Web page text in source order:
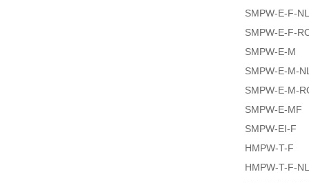
SMPW-E-F-NL
SMPW-E-F-
SMPW-E-M
SMPW-E-M-
SMPW-E-M-
SMPW-E-MF
SMPW-EI-F
HMPW-T-F
HMPW-T-F-NL